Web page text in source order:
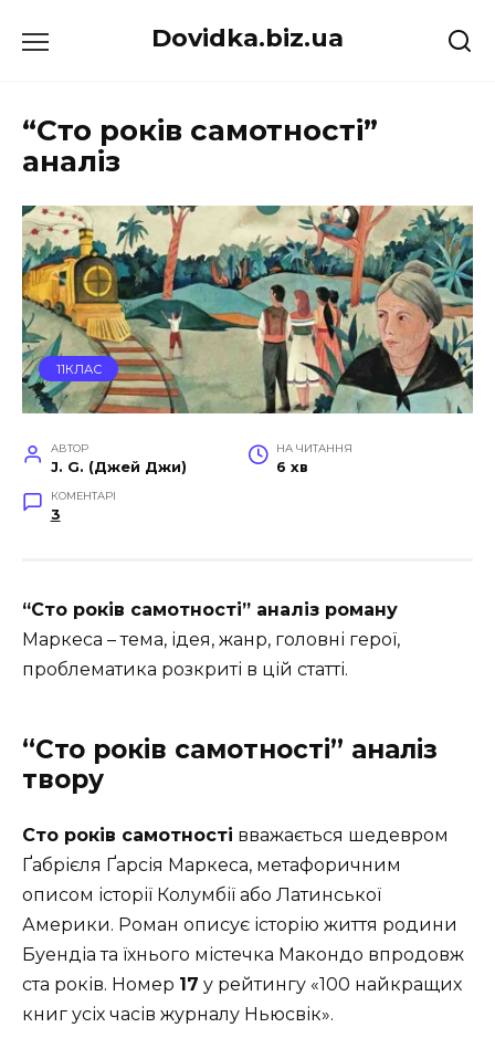
до
Dovidka.biz.ua
“Сто років самотності”
аналіз
11КЛАС
АВТОР
J. G. (Джей Джи)
НА ЧИТАННЯ
6 хв
КОМЕНТАРІ
3
“Сто років самотності” аналіз роману
Маркеса – тема, ідея, жанр, головні герої,
проблематика розкриті в цій статті.
“Сто років самотності” аналіз
твору
Сто років самотності вважається шедевром
Ґабрієля Ґарсія Маркеса, метафоричним
описом історії Колумбії або Латинської
Америки. Роман описує історію життя родини
Буендіа та їхнього містечка Макондо впродовж
ста років. Номер 17 у рейтингу «100 найкращих
книг усіх часів журналу Ньюсвік».